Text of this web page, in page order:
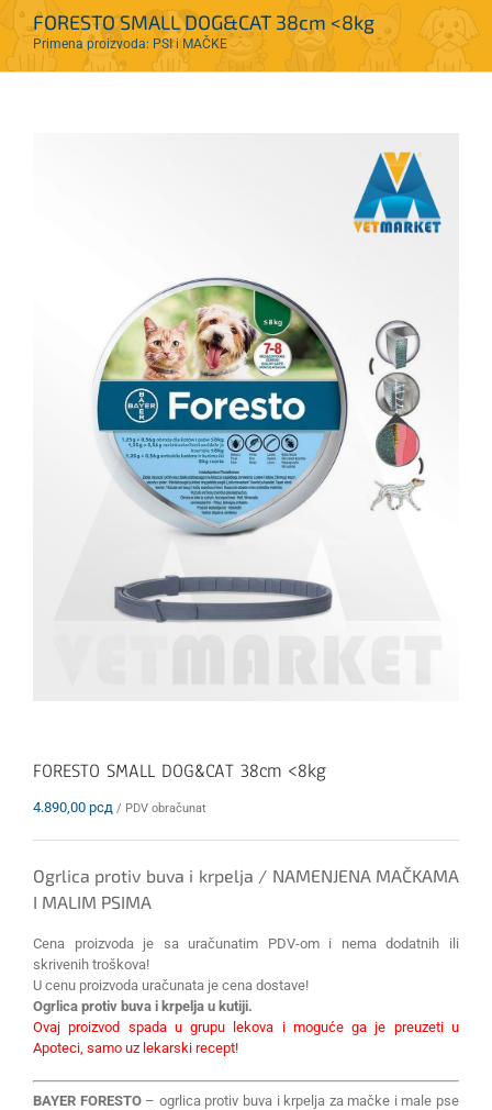
FORESTO SMALL DOG&CAT 38cm <8kg
Primena proizvoda: PSI i MAČKE
FORESTO SMALL DOG&CAT 38cm <8kg
4.890,00 рсд / PDV obračunat
Ogrlica protiv buva i krpelja / NAMENJENA MAČKAMA
I MALIM PSIMA
Cena proizvoda je sa uračunatim PDV-om i nema dodatnih ili
skrivenih troškova!
U cenu proizvoda uračunata je cena dostave!
Ogrlica protiv buva i krpelja u kutiji.
Ovaj proizvod spada u grupu lekova i moguće ga je preuzeti u
Apoteci, samo uz lekarski recept!
BAYER FORESTO– ogrlica protiv buva i krpelja za mačke i male pse